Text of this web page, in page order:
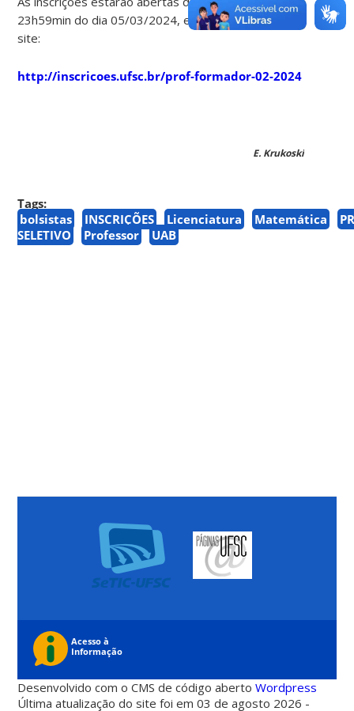
23h59min do dia 05/03/2024, exclusivamente pelo
site:
http://inscricoes.ufsc.br/prof-formador-02-2024
E. Krukoski
Tags:
bolsistas
INSCRIÇÕES Licenciatura Matemática
SELETIVO
Professor UAB
Desenvolvido com o CMS de código abertoWordpress
Última atualização do site foi em 03 de agosto 2026 -